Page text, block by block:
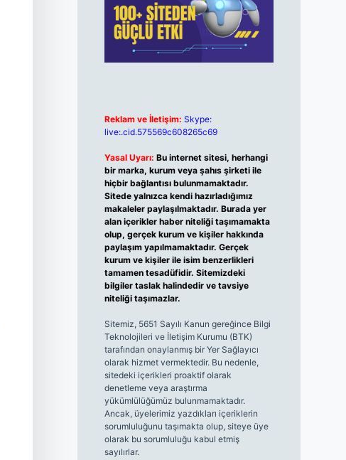
Reklam ve İletişim: Skype:
live:.cid.575569c608265c69
Yasal Uyarı: Bu internet sitesi, herhangi
bir marka, kurum veya şahıs şirketi ile
hiçbir bağlantısı bulunmamaktadır.
Sitede yalnızca kendi hazırladığımız
makaleler paylaşılmaktadır. Burada yer
alan içerikler haber niteliği taşımamakta
olup, gerçek kurum ve kişiler hakkında
paylaşım yapılmamaktadır. Gerçek
kurum ve kişiler ile isim benzerlikleri
tamamen tesadüfidir. Sitemizdeki
bilgiler taslak halindedir ve tavsiye
niteliği taşımazlar.
Sitemiz, 5651 Sayılı Kanun gereğince Bilgi
Teknolojileri ve İletişim Kurumu (BTK)
tarafından onaylanmış bir Yer Sağlayıcı
olarak hizmet vermektedir. Bu nedenle,
sitedeki içerikleri proaktif olarak
denetleme veya araştırma
yükümlülüğümüz bulunmamaktadır.
Ancak, üyelerimiz yazdıkları içeriklerin
sorumluluğunu taşımakta olup, siteye üye
olarak bu sorumluluğu kabul etmiş
sayılırlar.